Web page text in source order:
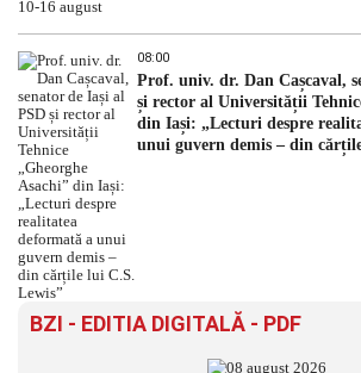
08:00
Prof. univ. dr. Dan Cașcaval,
și rector al Universității
din Iași: „Lecturi despre
unui guvern demis – din
BZI - EDITIA DIGITALĂ - PDF